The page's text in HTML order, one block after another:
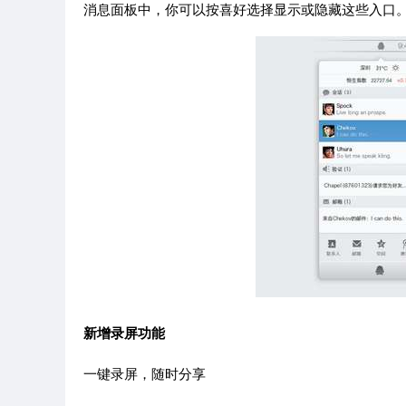
消息面板中，你可以按喜好选择显示或隐藏这些入口
新增录屏功能
一键录屏，随时分享